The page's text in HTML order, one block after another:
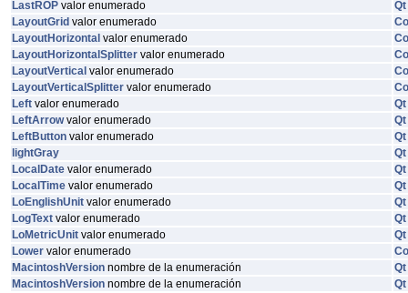
LastROP valor enumerado
Qt
LayoutGrid valor enumerado
LayoutHorizontal valor enumerado
LayoutHorizontalSplitter valor enumerado
LayoutVertical valor enumerado
LayoutVerticalSplitter valor enumerado
Left valor enumerado
Qt
LeftArrowvalor enumerado
Qt
LeftButton valor enumerado
Qt
lightGray
Qt
LocalDate valor enumerado
Qt
LocalTime valor enumerado
Qt
LoEnglishUnit valor enumerado
Qt
LogText valor enumerado
Qt
LoMetricUnit valor enumerado
Qt
Lower valor enumerado
MacintoshVersion nombre de la enumeración
Qt
MacintoshVersion nombre de la enumeración
Qt